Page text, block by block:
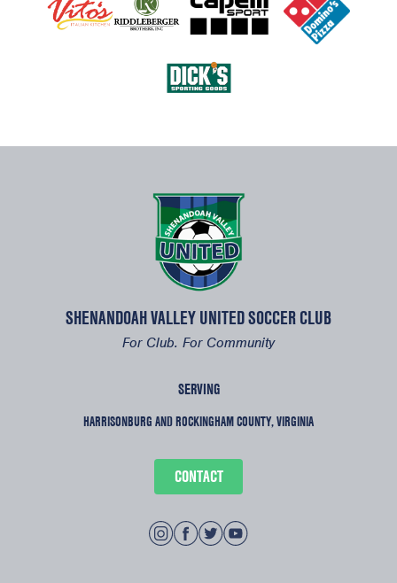
SHENANDOAH VALLEY UNITED SOCCER CLUB
For Club. For Community
SERVING
HARRISONBURG AND ROCKINGHAM COUNTY, VIRGINIA
CONTACT